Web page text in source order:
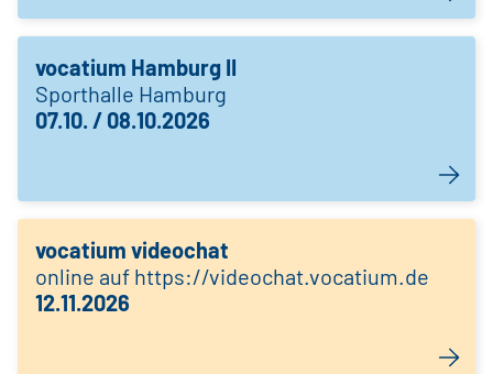
vocatium Hamburg II
Sporthalle Hamburg
07.10. / 08.10.2026
vocatium videochat
online auf https://videochat.vocatium.de
12.11.2026